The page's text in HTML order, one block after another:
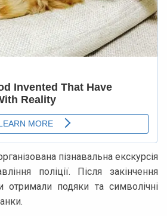
пізнавальна екскурсія
поліції. Після закінчення
отримали подяки та символічні